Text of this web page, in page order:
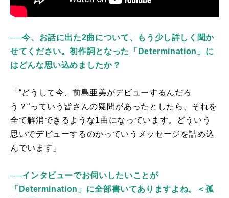
──今、お話に出た2曲について、もう少し詳しく聞か
せてください。初作詞となった「Determination」に
はどんな思い込めましたか？
「“どうして今、前島亜美がデビューするんだろ
う？“っていう皆さんの疑問があったとしたら、それを
全て解消できるような1曲になっています。どういう
思いでデビューするのかっていうメッセージを詰め込
んでいます」
──インタビューでお伺いしたいことが
「Determination」に全部書いてありますよね。＜孤